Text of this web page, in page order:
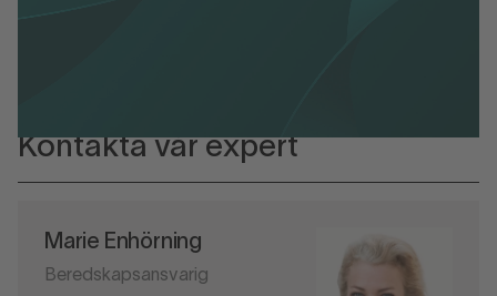
Kontakta vår expert
Marie Enhörning
Beredskapsansvarig